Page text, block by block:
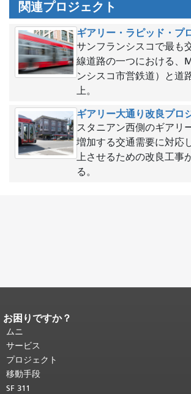
関連プロジェクト
ギアリー・ラピッド・プ
サンフランシスコで最も
線道路の一つにおける、
ンシスコ市営鉄道）と道
上。
ギアリー大通り改良プロ
スタニアン西側のギアリ
増加する交通需要に対応
上させるための改良工事
る。
ページコンテンツの終わり。
ジの残りの部分はすべてのページで繰
り返されます。
頭に戻る。
お困りですか？
ムニ
サービス
プロジェクト
移動手段
SF 311